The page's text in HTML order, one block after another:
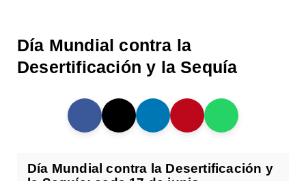
Día Mundial contra la
Desertificación y la Sequía
Día Mundial contra la Desertificación y